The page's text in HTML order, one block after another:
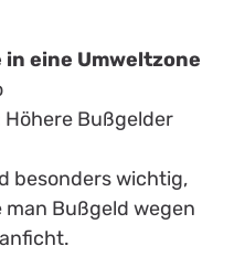
eine Umweltzone
Höhere Bußgelder
besonders wichtig,
man Bußgeld wegen